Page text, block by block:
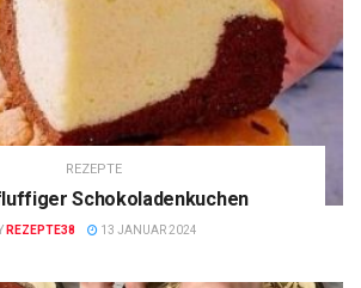
REZEPTE
Schokoladenkuchen
REZEPTE38 13 JANUAR 2024